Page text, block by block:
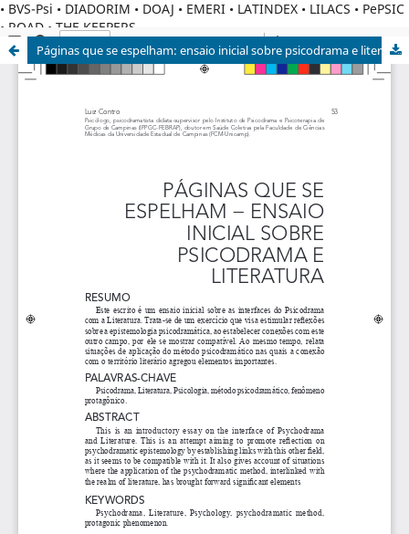
• BVS-Psi • DIADORIM • DOAJ • EMERI • LATINDEX • LILACS • PePSIC
• ROAD • THE KEEPERS
Páginas que se espelham: ensaio inicial sobre psicodrama e literatura